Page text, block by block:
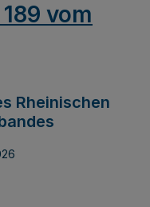
vom
Rheinischen